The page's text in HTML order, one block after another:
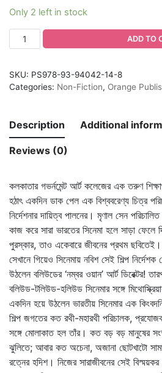
Only 2 left in stock
ADD TO
SKU: PS978-93-94042-14-8
Categories: Non-Fiction, Orange
Description Additional
Reviews (0)
কলকাতার গভর্নমেন্ট আর্ট কলেজের এক তরুণ
হঠাৎ একদিন ডাক পেল এক বিশ্ববরেণ্য চিত্র
নির্দেশনার দায়িত্ব পালনের। মৃণাল সেন
কাজ করে সারা ভারতের সিনেমা হলে সাড়া ফেলে
পুরস্কার, তাও একেবারে জীবনের প্রথম
সেখানে গিয়েও সিনেমায় নবিশ সেই শিল্প
উঠলেন বলিউডের ‘নম্বর ওয়ান’ আর্ট ডিরেক্টর!
বলিউড-টলিউড-হলিউড সিনেমার সঙ্গে
একদিন হয়ে উঠলেন ভারতীয় সিনেমার এক
শিল্প জগতের কত রথী-মহারথী পরিচালক,
সঙ্গে মোলাকাত হল তাঁর। কত বড় বড় মানুষের
ঝুলিতে; আবার কত অচেনা, অজানা ছোটখাটো
রত্নের হদিশ। নিজের সারাজীবনের সেই